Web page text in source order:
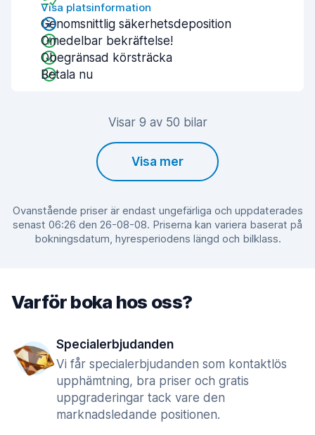
Visa platsinformation
Genomsnittlig säkerhetsdeposition
Omedelbar bekräftelse!
Obegränsad körsträcka
Betala nu
Visar 9 av 50 bilar
Visa mer
Ovanstående priser är endast ungefärliga och uppdaterades
senast 06:26 den 26-08-08. Priserna kan variera baserat på
bokningsdatum, hyresperiodens längd och bilklass.
Varför boka hos oss?
Specialerbjudanden
Vi får specialerbjudanden som kontaktlös
upphämtning, bra priser och gratis
uppgraderingar tack vare den
marknadsledande positionen.